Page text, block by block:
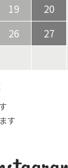
19 20
26 27
す